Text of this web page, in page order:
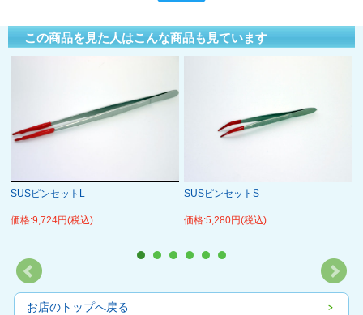
この商品を見た人はこんな商品も見ています
SUSピンセットL
価格:9,724円(税込)
SUSピンセットS
価格:5,280円(税込)
お店のトップへ戻る